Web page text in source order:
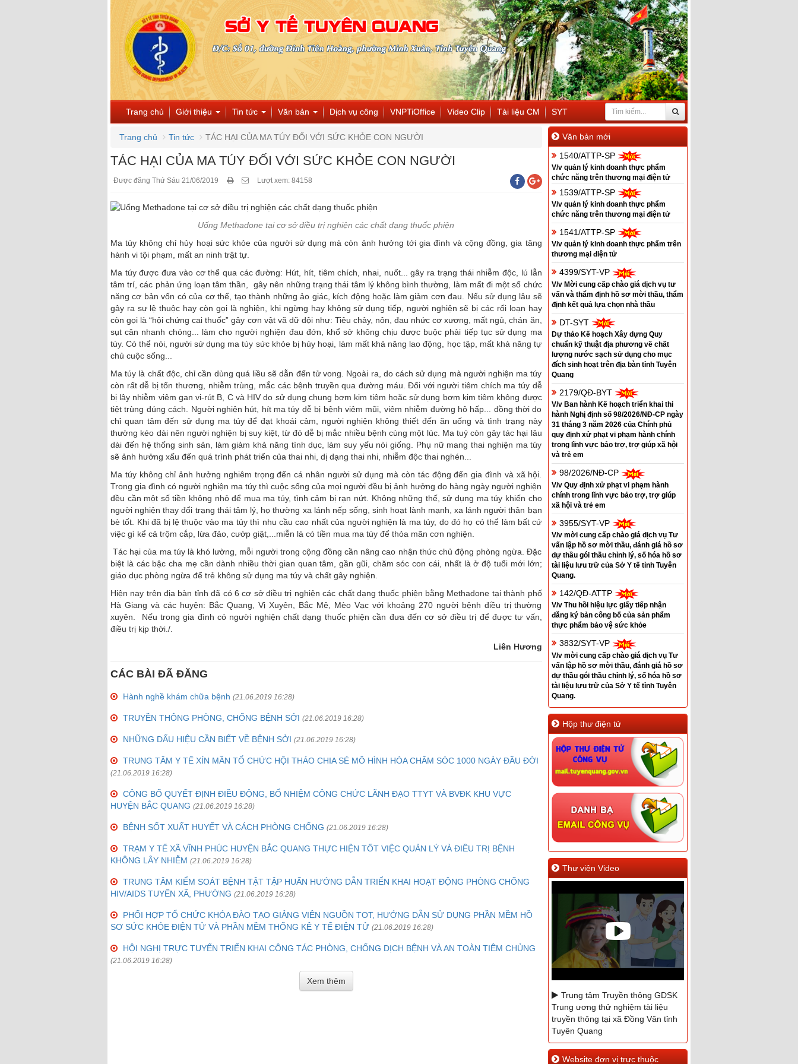
Trang chủ Giới thiệu Tin tức Văn bản Dịch vụ công VNPTiOffice Video Clip Tài liệu CM SYT
Trang chủ Tin tức TÁC HẠI CỦA MA TÚY ĐỐI VỚI SỨC KHỎE CON NGƯỜI
TÁC HẠI CỦA MA TÚY ĐỐI VỚI SỨC KHỎE CON NGƯỜI
Được đăng Thứ Sáu 21/06/2019 Lượt xem: 84158
Uống Methadone tại cơ sở điều trị nghiện các chất dạng thuốc phiện
Ma túy không chỉ hủy hoại sức khỏe của người sử dụng mà còn ảnh hưởng tới gia đình và cộng đồng, gia tăng
hành vi tội phạm, mất an ninh trật tự.
Ma túy được đưa vào cơ thể qua các đường: Hút, hít, tiêm chích, nhai, nuốt... gây ra trạng thái nhiễm độc, lú lẫn
tâm trí, các phản ứng loạn tâm thần, gây nên những trạng thái tâm lý không bình thường, làm mất đi một số chức
năng cơ bản vốn có của cơ thể, tạo thành những ảo giác, kích động hoặc làm giảm cơn đau. Nếu sử dụng lâu sẽ
gây ra sự lệ thuộc hay còn gọi là nghiện, khi ngừng hay không sử dụng tiếp, người nghiện sẽ bị các rối loạn hay
còn gọi là “hội chứng cai thuốc” gây cơn vật vã dữ dội như: Tiêu chảy, nôn, đau nhức cơ xương, mất ngủ, chán ăn,
sụt cân nhanh chóng... làm cho người nghiện đau đớn, khổ sở không chịu được buộc phải tiếp tục sử dụng ma
túy. Có thể nói, người sử dụng ma túy sức khỏe bị hủy hoại, làm mất khả năng lao động, học tập, mất khả năng tự
chủ cuộc sống...
Ma túy là chất độc, chỉ cần dùng quá liều sẽ dẫn đến tử vong. Ngoài ra, do cách sử dụng mà người nghiện ma túy
còn rất dễ bị tổn thương, nhiễm trùng, mắc các bệnh truyền qua đường máu. Đối với người tiêm chích ma túy dễ
bị lây nhiễm viêm gan vi-rút B, C và HIV do sử dụng chung bơm kim tiêm hoăc sử dụng bơm kim tiêm không được
tiệt trùng đúng cách. Người nghiện hút, hít ma túy dễ bị bệnh viêm mũi, viêm nhiễm đường hô hấp... đồng thời do
chỉ quan tâm đến sử dụng ma túy để đạt khoái cảm, người nghiện không thiết đến ăn uống và tình trạng này
thường kéo dài nên người nghiện bị suy kiệt, từ đó dễ bị mắc nhiều bệnh cùng một lúc. Ma tuý còn gây tác hại lâu
dài đến hệ thống sinh sản, làm giảm khả năng tình dục, làm suy yếu nòi giống. Phụ nữ mang thai nghiện ma túy
sẽ ảnh hưởng xấu đến quá trình phát triển của thai nhi, dị dạng thai nhi, nhiễm độc thai nghén...
Ma túy không chỉ ảnh hưởng nghiêm trọng đến cá nhân người sử dụng mà còn tác động đến gia đình và xã hội.
Trong gia đình có người nghiện ma túy thì cuộc sống của mọi người đều bị ảnh hưởng do hàng ngày người nghiện
đều cần một số tiền không nhỏ để mua ma túy, tình cảm bị rạn nứt. Không những thế, sử dụng ma túy khiến cho
người nghiện thay đổi trạng thái tâm lý, họ thường xa lánh nếp sống, sinh hoạt lành mạnh, xa lánh người thân bạn
bè tốt. Khi đã bị lệ thuộc vào ma túy thì nhu cầu cao nhất của người nghiện là ma túy, do đó họ có thể làm bất cứ
việc gì kể cả trộm cắp, lừa đảo, cướp giật,...miễn là có tiền mua ma túy để thỏa mãn cơn nghiện.
Tác hại của ma túy là khó lường, mỗi người trong cộng đồng cần nâng cao nhận thức chủ động phòng ngừa. Đặc
biệt là các bậc cha mẹ cần dành nhiều thời gian quan tâm, gần gũi, chăm sóc con cái, nhất là ở độ tuổi mới lớn;
giáo dục phòng ngừa để trẻ không sử dụng ma túy và chất gây nghiện.
Hiện nay trên địa bàn tỉnh đã có 6 cơ sở điều trị nghiện các chất dạng thuốc phiện bằng Methadone tại thành phố
Hà Giang và các huyện: Bắc Quang, Vị Xuyên, Bắc Mê, Mèo Vạc với khoảng 270 người bệnh điều trị thường
xuyên. Nếu trong gia đình có người nghiện chất dạng thuốc phiện cần đưa đến cơ sở điều trị để được tư vấn,
điều trị kịp thời./.
Liên Hương
CÁC BÀI ĐÃ ĐĂNG
Hành nghề khám chữa bệnh (21.06.2019 16:28)
TRUYỀN THÔNG PHÒNG, CHỐNG BỆNH SỞI (21.06.2019 16:28)
NHỮNG DẤU HIỆU CẦN BIẾT VỀ BỆNH SỞI (21.06.2019 16:28)
TRUNG TÂM Y TẾ XÍN MẦN TỔ CHỨC HỘI THẢO CHIA SẺ MÔ HÌNH HÓA CHĂM SÓC 1000 NGÀY ĐẦU ĐỜI
(21.06.2019 16:28)
CÔNG BỐ QUYẾT ĐỊNH ĐIỀU ĐỘNG, BỔ NHIỆM CÔNG CHỨC LÃNH ĐẠO TTYT VÀ BVĐK KHU VỰC
HUYỆN BẮC QUANG (21.06.2019 16:28)
BỆNH SỐT XUẤT HUYẾT VÀ CÁCH PHÒNG CHỐNG (21.06.2019 16:28)
TRẠM Y TẾ XÃ VĨNH PHÚC HUYỆN BẮC QUANG THỰC HIỆN TỐT VIỆC QUẢN LÝ VÀ ĐIỀU TRỊ BỆNH
KHÔNG LÂY NHIỄM (21.06.2019 16:28)
TRUNG TÂM KIỂM SOÁT BỆNH TẬT TẬP HUẤN HƯỚNG DẪN TRIỂN KHAI HOẠT ĐỘNG PHÒNG CHỐNG
HIV/AIDS TUYẾN XÃ, PHƯỜNG (21.06.2019 16:28)
PHỐI HỢP TỔ CHỨC KHÓA ĐÀO TẠO GIẢNG VIÊN NGUỒN TOT, HƯỚNG DẪN SỬ DỤNG PHẦN MỀM HỒ
SƠ SỨC KHỎE ĐIỆN TỬ VÀ PHẦN MỀM THỐNG KÊ Y TẾ ĐIỆN TỬ (21.06.2019 16:28)
HỘI NGHỊ TRỰC TUYẾN TRIỂN KHAI CÔNG TÁC PHÒNG, CHỐNG DỊCH BỆNH VÀ AN TOÀN TIÊM CHỦNG
(21.06.2019 16:28)
Xem thêm
Văn bản mới
1540/ATTP-SP
V/v quản lý kinh doanh thực phẩm
chức năng trên thương mại điện tử
1539/ATTP-SP
V/v quản lý kinh doanh thực phẩm
chức năng trên thương mại điện tử
1541/ATTP-SP
V/v quản lý kinh doanh thực phẩm trên
thương mại điện tử
4399/SYT-VP
V/v Mời cung cấp chào giá dịch vụ tư
vấn và thẩm định hồ sơ mời thầu, thẩm
định kết quả lựa chọn nhà thầu
DT-SYT
Dự thảo Kế hoạch Xây dựng Quy
chuẩn kỹ thuật địa phương về chất
lượng nước sạch sử dụng cho mục
đích sinh hoạt trên địa bàn tỉnh Tuyên
Quang
2179/QĐ-BYT
V/v Ban hành Kế hoạch triển khai thi
hành Nghị định số 98/2026/NĐ-CP ngày
31 tháng 3 năm 2026 của Chính phủ
quy định xử phạt vi phạm hành chính
trong lĩnh vực bảo trợ, trợ giúp xã hội
và trẻ em
98/2026/NĐ-CP
V/v Quy định xử phạt vi phạm hành
chính trong lĩnh vực bảo trợ, trợ giúp
xã hội và trẻ em
3955/SYT-VP
V/v mời cung cấp chào giá dịch vụ Tư
vấn lập hồ sơ mời thầu, đánh giá hồ sơ
dự thầu gói thầu chỉnh lý, số hóa hồ sơ
tài liệu lưu trữ của Sở Y tế tỉnh Tuyên
Quang.
142/QĐ-ATTP
V/v Thu hồi hiệu lực giấy tiếp nhận
đăng ký bản công bố của sản phẩm
thực phẩm bảo vệ sức khỏe
3832/SYT-VP
V/v mời cung cấp chào giá dịch vụ Tư
vấn lập hồ sơ mời thầu, đánh giá hồ sơ
dự thầu gói thầu chỉnh lý, số hóa hồ sơ
tài liệu lưu trữ của Sở Y tế tỉnh Tuyên
Quang.
Hộp thư điện tử
Thư viện Video
Trung tâm Truyền thông GDSK
Trung ương thử nghiệm tài liệu
truyền thông tại xã Đồng Văn tỉnh
Tuyên Quang
Phóng sự hưởng ứng ngày
Quốc tế Điều dưỡng
Website đơn vị trực thuộc